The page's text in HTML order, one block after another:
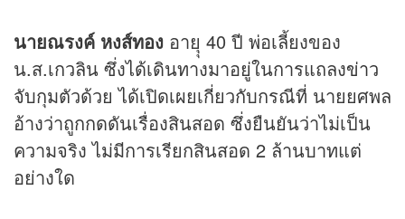
นายณรงค์ หงส์ทอง อายุุ 40 ปี พ่อเลี้ยงของ
น.ส.เกวลิน ซึ่งได้เดินทางมาอยู่ในการแถลงข่าว
จับกุมตัวด้วย ได้เปิดเผยเกี่ยวกับกรณีที่ นายยศพล
อ้างว่าถูกกดดันเรื่องสินสอด ซึ่งยืนยันว่าไม่เป็น
ความจริง ไม่มีการเรียกสินสอด 2 ล้านบาทแต่
อย่างใด